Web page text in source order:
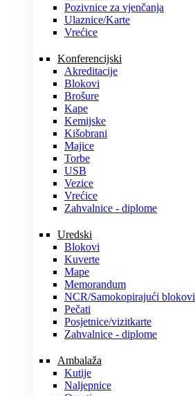
Pozivnice za vjenčanja
Ulaznice/Karte
Vrećice
Konferencijski
Akreditacije
Blokovi
Brošure
Kape
Kemijske
Kišobrani
Majice
Torbe
USB
Vezice
Vrećice
Zahvalnice - diplome
Uredski
Blokovi
Kuverte
Mape
Memorandum
NCR/Samokopirajući blokovi
Pečati
Posjetnice/vizitkarte
Zahvalnice - diplome
Ambalaža
Kutije
Naljepnice